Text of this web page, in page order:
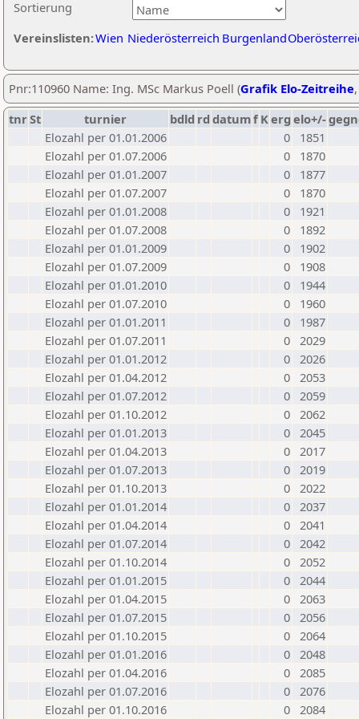
Sortierung
Vereinslisten:Wien Niederösterreich Burgenland
Pnr:110960 Name: Ing. MSc Markus Poell (Grafik Elo-Zeitreihe
tnrSt turnier bdld rd datumf Kerg elo+/-
Elozahl per 01.01.2006
0
1851
Elozahl per 01.07.2006
0
1870
Elozahl per 01.01.2007
0
1877
Elozahl per 01.07.2007
0
1870
Elozahl per 01.01.2008
0
1921
Elozahl per 01.07.2008
0
1892
Elozahl per 01.01.2009
0
1902
Elozahl per 01.07.2009
0
1908
Elozahl per 01.01.2010
0
1944
Elozahl per 01.07.2010
0
1960
Elozahl per 01.01.2011
0
1987
Elozahl per 01.07.2011
0 2029
Elozahl per 01.01.2012
0 2026
Elozahl per 01.04.2012
0 2053
Elozahl per 01.07.2012
0 2059
Elozahl per 01.10.2012
0 2062
Elozahl per 01.01.2013
0 2045
Elozahl per 01.04.2013
0 2017
Elozahl per 01.07.2013
0 2019
Elozahl per 01.10.2013
0 2022
Elozahl per 01.01.2014
0 2037
Elozahl per 01.04.2014
0 2041
Elozahl per 01.07.2014
0 2042
Elozahl per 01.10.2014
0 2052
Elozahl per 01.01.2015
0 2044
Elozahl per 01.04.2015
0 2063
Elozahl per 01.07.2015
0 2056
Elozahl per 01.10.2015
0 2064
Elozahl per 01.01.2016
0 2048
Elozahl per 01.04.2016
0 2085
Elozahl per 01.07.2016
0 2076
Elozahl per 01.10.2016
0 2084